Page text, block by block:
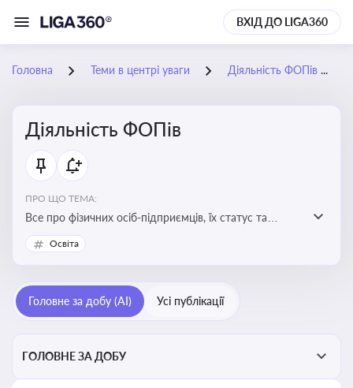
ВХІД ДО LIGA360
Головна Теми в центрі уваги Діяльність ФОПів
Діяльність ФОПів
ПРО ЩО ТЕМА:
Все про фізичних осіб-підприємців, їх статус та
діяльність. Зміни в законодавстві, що стосуються
роботи ФОПів
Освіта
Головне за добу (AI) Усі публікації
ГОЛОВНЕ ЗА ДОБУ